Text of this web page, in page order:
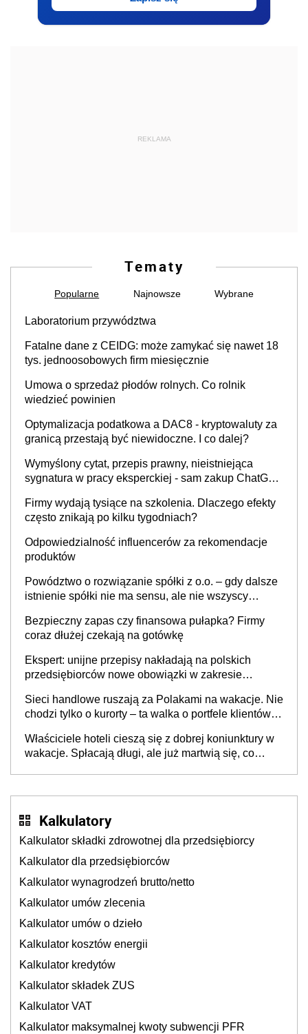
REKLAMA
Tematy
Popularne Najnowsze Wybrane
Laboratorium przywództwa
Fatalne dane z CEIDG: może zamykać się nawet 18
tys. jednoosobowych firm miesięcznie
Umowa o sprzedaż płodów rolnych. Co rolnik
wiedzieć powinien
Optymalizacja podatkowa a DAC8 - kryptowaluty za
granicą przestają być niewidoczne. I co dalej?
Wymyślony cytat, przepis prawny, nieistniejąca
sygnatura w pracy eksperckiej - sam zakup ChatGPT
Firmy wydają tysiące na szkolenia. Dlaczego efekty
często znikają po kilku tygodniach?
Odpowiedzialność influencerów za rekomendacje
produktów
Powództwo o rozwiązanie spółki z o.o. – gdy dalsze
istnienie spółki nie ma sensu, ale nie wszyscy
Bezpieczny zapas czy finansowa pułapka? Firmy
coraz dłużej czekają na gotówkę
Ekspert: unijne przepisy nakładają na polskich
przedsiębiorców nowe obowiązki w zakresie
Sieci handlowe ruszają za Polakami na wakacje. Nie
chodzi tylko o kurorty – ta walka o portfele klientów
cichu
Właściciele hoteli cieszą się z dobrej koniunktury w
wakacje. Spłacają długi, ale już martwią się, co
Kalkulatory
Kalkulator składki zdrowotnej dla przedsiębiorcy
Kalkulator dla przedsiębiorców
Kalkulator wynagrodzeń brutto/netto
Kalkulator umów zlecenia
Kalkulator umów o dzieło
Kalkulator kosztów energii
Kalkulator kredytów
Kalkulator składek ZUS
Kalkulator VAT
Kalkulator maksymalnej kwoty subwencji PFR